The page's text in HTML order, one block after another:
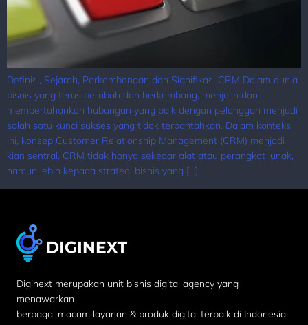
Definisi, Sejarah, Perkembangan dan Signifikasi CRM Dalam dunia
bisnis yang terus berubah dan berkembang, menjalin dan
mempertahankan hubungan yang baik dengan pelanggan menjadi
salah satu kunci sukses yang tidak terbantahkan. Dalam konteks
ini, konsep Customer Relationship Management (CRM) menjadi
kian sentral. CRM tidak hanya sekedar alat atau perangkat lunak,
namun lebih kepada strategi bisnis yang […]
Diginext merupakan unit bisnis digital agency yang
menawarkan
berbagai macam layanan & produk digital terbaik di Indonesia.